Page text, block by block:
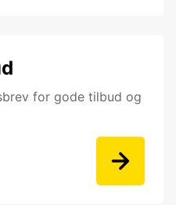
for gode tilbud og